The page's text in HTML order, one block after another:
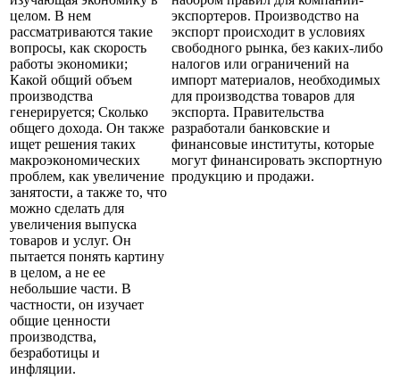
целом. В нем
рассматриваются такие
вопросы, как скорость
работы экономики;
Какой общий объем
производства
генерируется; Сколько
общего дохода. Он также
ищет решения таких
макроэкономических
проблем, как увеличение
занятости, а также то, что
можно сделать для
увеличения выпуска
товаров и услуг. Он
пытается понять картину
в целом, а не ее
небольшие части. В
частности, он изучает
общие ценности
производства,
безработицы и
инфляции.
экспортеров. Производство на
экспорт происходит в условиях
свободного рынка, без каких-либо
налогов или ограничений на
импорт материалов, необходимых
для производства товаров для
экспорта. Правительства
разработали банковские и
финансовые институты, которые
могут финансировать экспортную
продукцию и продажи.